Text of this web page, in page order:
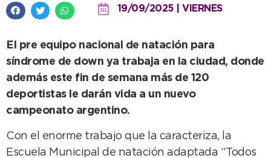
19/09/2025 | VIERNES
El pre equipo nacional de natación para
síndrome de down ya trabaja en la ciudad, donde
además este fin de semana más de 120
deportistas le darán vida a un nuevo
campeonato argentino.
Con el enorme trabajo que la caracteriza, la
Escuela Municipal de natación adaptada “Todos